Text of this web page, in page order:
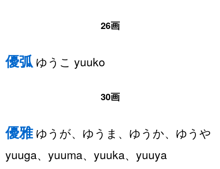
26画
優弧 ゆうこ yuuko
30画
優雅ゆうが、ゆうま、ゆうか、ゆうや
yuuga、yuuma、yuuka、yuuya